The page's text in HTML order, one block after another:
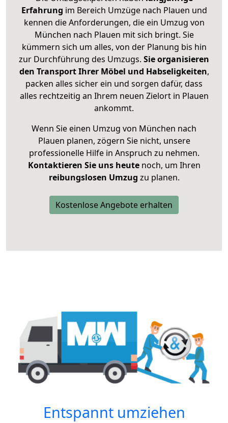
Erfahrung im Bereich Umzüge nach Plauen und
kennen die Anforderungen, die ein Umzug von
München nach Plauen mit sich bringt. Sie
kümmern sich um alles, von der Planung bis hin
zur Durchführung des Umzugs. Sie organisieren
den Transport Ihrer Möbel und Habseligkeiten,
packen alles sicher ein und sorgen dafür, dass
alles rechtzeitig an Ihrem neuen Zielort in Plauen
ankommt.
Wenn Sie einen Umzug von München nach
Plauen planen, zögern Sie nicht, unsere
professionelle Hilfe in Anspruch zu nehmen.
Kontaktieren Sie uns heutenoch, um Ihren
reibungslosen Umzug zu planen.
Kostenlose Angebote erhalten
Entspannt umziehen